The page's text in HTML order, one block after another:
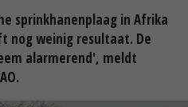
sprinkhanenplaag in Afrika
nog weinig resultaat. De
alarmerend', meldt